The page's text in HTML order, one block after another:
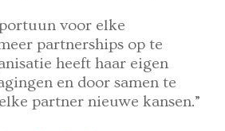
voor elke
partnerships op te
heeft haar eigen
en door samen te
partner nieuwe kansen.”